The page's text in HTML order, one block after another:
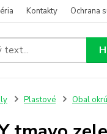
Kontakty Ochrana
Plastové Obal